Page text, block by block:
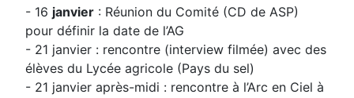
- 16 janvier : Réunion du Comité (CD de ASP)
pour définir la date de l’AG
- 21 janvier : rencontre (interview filmée) avec des
élèves du Lycée agricole (Pays du sel)
- 21 janvier après-midi : rencontre à l’Arc en Ciel à